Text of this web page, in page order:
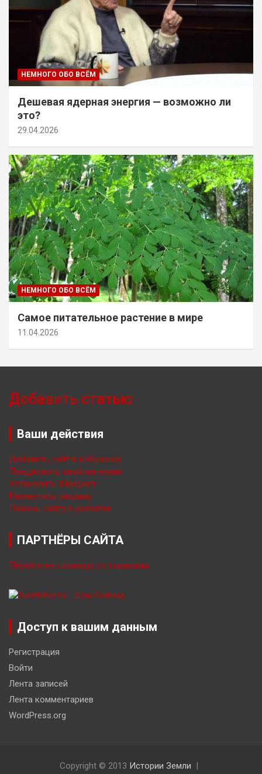
НЕМНОГО ОБО ВСЁМ
Дешевая ядерная энергия — возможно ли
это?
29.04.2026
НЕМНОГО ОБО ВСЁМ
Самое питательное растение в мире
11.04.2026
Добавить статью
Ваши действия
Добавить сайт в избранное
Предложить свой материал
Установить Я.Виджет
Разместить рекламу
Помочь сайту в развитии
ПАРТНЁРЫ САЙТА
Перейти на страницу со ссылками
Доступ к вашим данным
Регистрация
Войти
Лента записей
Лента комментариев
WordPress.org
Copyright © 2013 Истории Земли